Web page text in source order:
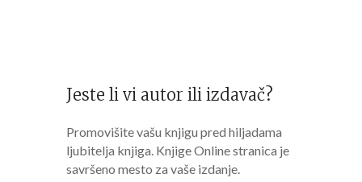
Jeste li vi autor ili izdavač?
Promovišite vašu knjigu pred hiljadama
ljubitelja knjiga. Knjige Online stranica je
savršeno mesto za vaše izdanje.